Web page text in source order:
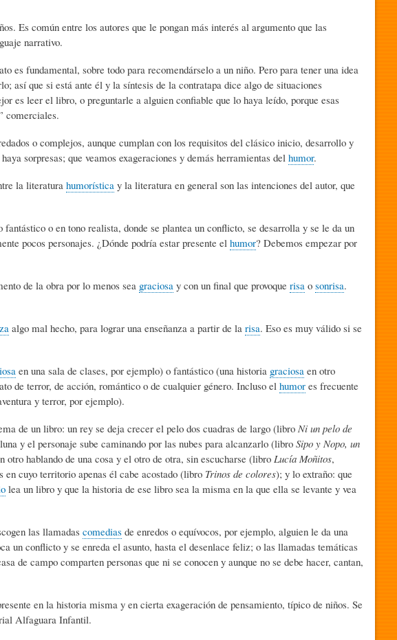
Es común entre los autores que le pongan más interés al argumento que las
narrativo.
es fundamental, sobre todo para recomendárselo a un niño. Pero para tener una idea
así que si está ante él y la síntesis de la contratapa dice algo de situaciones
es leer el libro, o preguntarle a alguien confiable que lo haya leído, porque esas
comerciales.
o complejos, aunque cumplan con los requisitos del clásico inicio, desarrollo y
sorpresas; que veamos exageraciones y demás herramientas del humor.
la literatura humorística y la literatura en general son las intenciones del autor, que
o en tono realista, donde se plantea un conflicto, se desarrolla y se le da un
pocos personajes. ¿Dónde podría estar presente el humor? Debemos empezar por
de la obra por lo menos sea graciosa y con un final que provoque risa o sonrisa.
algo mal hecho, para lograr una enseñanza a partir de la risa. Eso es muy válido si se
en una sala de clases, por ejemplo) o fantástico (una historia graciosa en otro
de terror, de acción, romántico o de cualquier género. Incluso el humor es frecuente
y terror, por ejemplo).
de un libro: un rey se deja crecer el pelo dos cuadras de largo (libro Ni un pelo de
y el personaje sube caminando por las nubes para alcanzarlo (libro Sipo y Nopo, un
hablando de una cosa y el otro de otra, sin escucharse (libro Lucía Moñitos,
cuyo territorio apenas él cabe acostado (libro Trinos de colores); y lo extraño: que
lea un libro y que la historia de ese libro sea la misma en la que ella se levante y vea
las llamadas comedias de enredos o equívocos, por ejemplo, alguien le da una
un conflicto y se enreda el asunto, hasta el desenlace feliz; o las llamadas temáticas
de campo comparten personas que ni se conocen y aunque no se debe hacer, cantan,
en la historia misma y en cierta exageración de pensamiento, típico de niños. Se
Alfaguara Infantil.